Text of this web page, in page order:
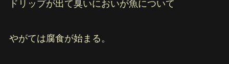
ドリップが出て臭いにおいが魚について
やがては腐食が始まる。